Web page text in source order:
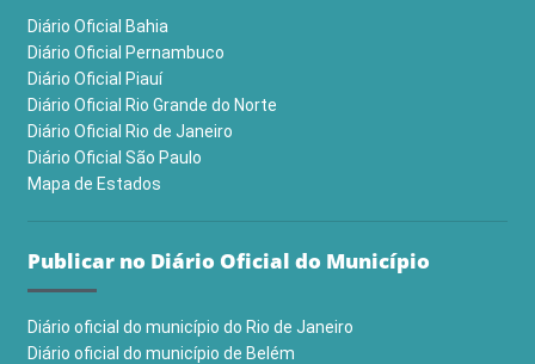
Diário Oficial Bahia
Diário Oficial Pernambuco
Diário Oficial Piauí
Diário Oficial Rio Grande do Norte
Diário Oficial Rio de Janeiro
Diário Oficial São Paulo
Mapa de Estados
Publicar no Diário Oficial do Município
Diário oficial do município do Rio de Janeiro
Diário oficial do município de Belém